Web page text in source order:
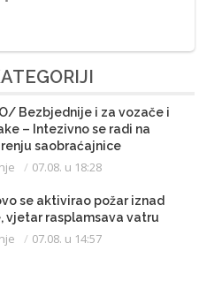
Bezbjednije i za vozače i
– Intezivno se radi na
saobraćajnice
07.08. u 18:28
se aktivirao požar iznad
vjetar rasplamsava vatru
07.08. u 14:57